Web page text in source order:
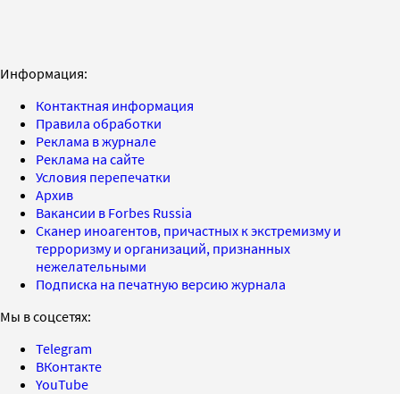
Информация:
Контактная информация
Правила обработки
Реклама в журнале
Реклама на сайте
Условия перепечатки
Архив
Вакансии в Forbes Russia
Сканер иноагентов, причастных к экстремизму и
терроризму и организаций, признанных
нежелательными
Подписка на печатную версию журнала
Мы в соцсетях:
Telegram
ВКонтакте
YouTube